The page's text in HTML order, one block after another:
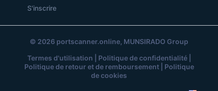
S'inscrire
© 2026 portscanner.online, MUNSIRADO Group
Termes d'utilisation
Politique de confidentialité|
Politique de retour et de remboursement| Politique
de cookies